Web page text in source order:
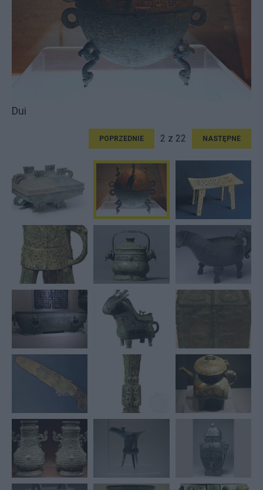
Dui
POPRZEDNIE 2 z 22 NASTĘPNE